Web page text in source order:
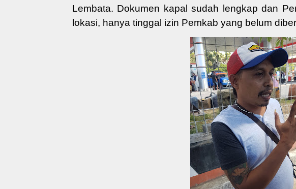
Lembata. Dokumen kapal sudah lengkap dan
lokasi, hanya tinggal izin Pemkab yang belum